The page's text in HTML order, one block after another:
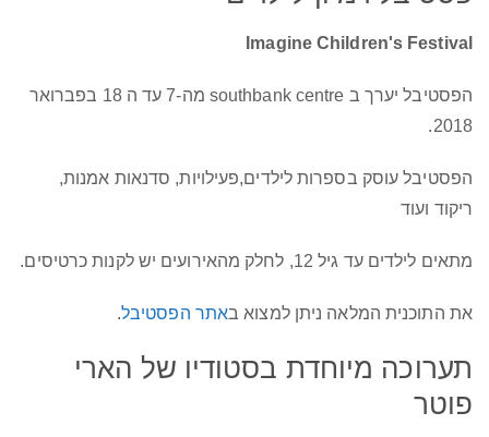
Imagine Children's Festival
הפסטיבל יערך ב southbank centre מה-7 עד ה 18 בפברואר
2018.
הפסטיבל עוסק בספרות לילדים,פעילויות, סדנאות אמנות,
ריקוד ועוד
מתאים לילדים עד גיל 12, לחלק מהאירועים יש לקנות כרטיסים.
את התוכנית המלאה ניתן למצוא באתר הפסטיבל.
תערוכה מיוחדת בסטודיו של הארי
פוטר